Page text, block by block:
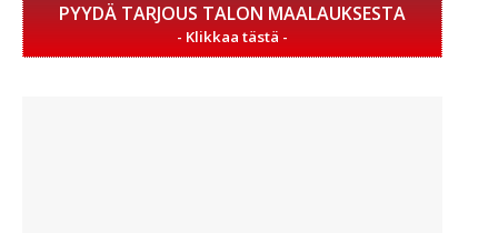
PYYDÄ TARJOUS TALON MAALAUKSESTA